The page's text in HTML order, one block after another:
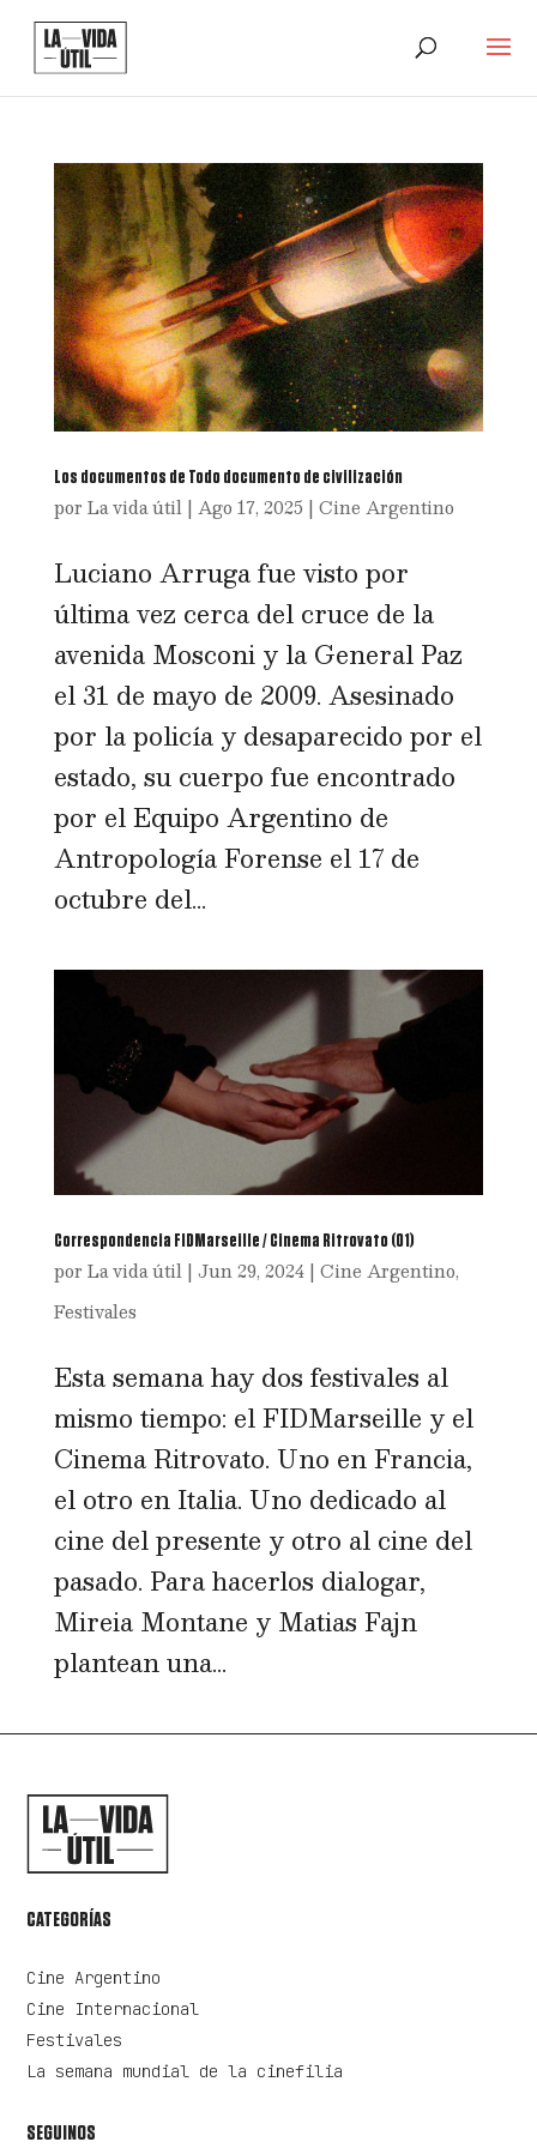
Los documentos de Todo documento de civilización
por La vida útil| Ago 17, 2025 | Cine Argentino
Luciano Arruga fue visto por
última vez cerca del cruce de la
avenida Mosconi y la General Paz
el 31 de mayo de 2009. Asesinado
por la policía y desaparecido por el
estado, su cuerpo fue encontrado
por el Equipo Argentino de
Antropología Forense el 17 de
octubre del...
Correspondencia FIDMarseille / Cinema Ritrovato (01)
por La vida útil| Jun 29, 2024| Cine Argentino,
Festivales
Esta semana hay dos festivales al
mismo tiempo: el FIDMarseille y el
Cinema Ritrovato. Uno en Francia,
el otro en Italia. Uno dedicado al
cine del presente y otro al cine del
pasado. Para hacerlos dialogar,
Mireia Montane y Matias Fajn
plantean una...
CATEGORÍAS
Cine Argentino
Cine Internacional
Festivales
La semana mundial de la cinefilia
SEGUINOS